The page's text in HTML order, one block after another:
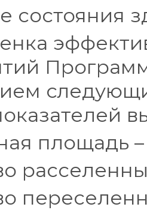
состояния
площадь –